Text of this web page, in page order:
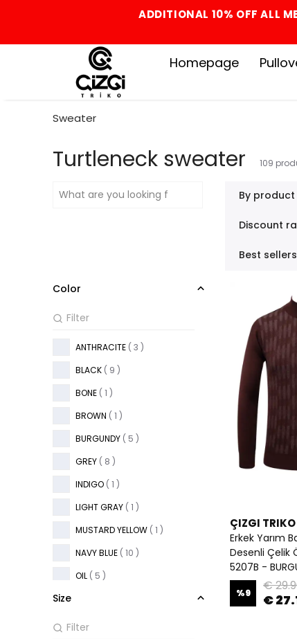
ADDITIONAL 10% OFF ALL
Homepage
Sweater
Turtleneck sweater 109
By
Discount
Best sellers
Color
ANTHRACITE ( 3 )
BLACK ( 9 )
BONE ( 1 )
BROWN ( 1 )
BURGUNDY ( 5 )
GREY ( 8 )
INDIGO ( 1 )
LIGHT GRAY ( 1 )
MUSTARD YELLOW ( 1 )
NAVY BLUE ( 10 )
OIL ( 5 )
STONE
Size
ÇIZGI TRIKO
Erkek Yarım
Desenli Çelik
5207B -
%9 €
€